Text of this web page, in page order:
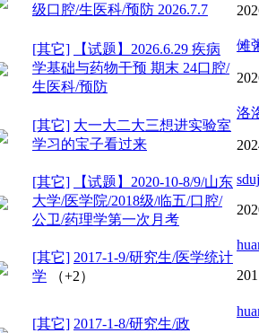
级口腔/生医科/预防 2026.7.7
[其它]
【试题】2026.6.29 疾病
学基础与药物干预 期末 24口腔/
生医科/预防
傩
[其它] 大一大二大三想进实验室
学习的宝子看过来
洛
[其它]
【试题】2020-10-8/9/山东
大学/医学院/2018级/临五/口腔/
公卫/药理学第一次月考
[其它] 2017-1-9/研究生/医学统计
学
（+2）
[其它] 2017-1-8/研究生/政